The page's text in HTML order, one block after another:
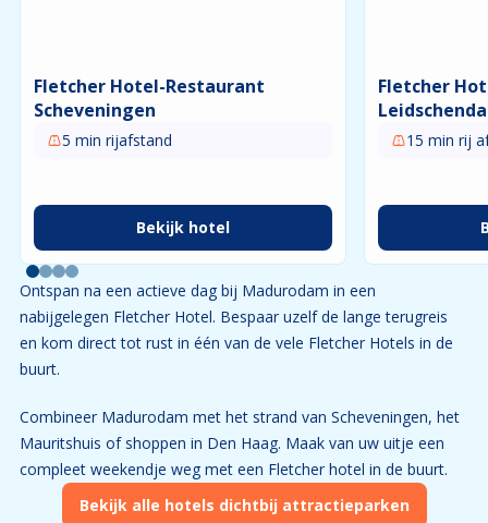
Fletcher Hotel-Restaurant
Scheveningen
5 min rijafstand
Bekijk hotel
Fletcher
15 min rij
Ontspan na een actieve dag bij Madurodam in een
nabijgelegen Fletcher Hotel. Bespaar uzelf de lange terugreis
en kom direct tot rust in één van de vele Fletcher Hotels in de
buurt.
Combineer Madurodam met het strand van Scheveningen, het
Mauritshuis of shoppen in Den Haag. Maak van uw uitje een
compleet weekendje weg met een Fletcher hotel in de buurt.
Bekijk alle hotels dichtbij attractieparken